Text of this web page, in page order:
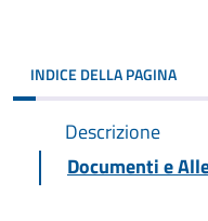
INDICE DELLA PAGINA
Descrizione
Documenti e